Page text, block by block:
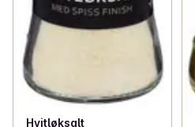
Hvitløksalt